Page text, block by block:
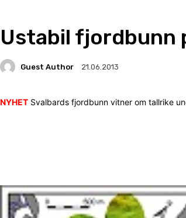
Ustabil fjordbunn
Guest Author 21.06.2013
NYHET Svalbards fjordbunn vitner om tallrike